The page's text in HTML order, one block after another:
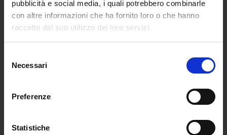
pubblicità e social media, i quali potrebbero combinarle
con altre informazioni che ha fornito loro o che hanno
raccolto dal suo utilizzo dei loro servizi.
delNecessari
Preferenze
Statistiche
Arrivo a Mauthausen.
castello
Schiavi ad Amburgo.
sfruttamento per il